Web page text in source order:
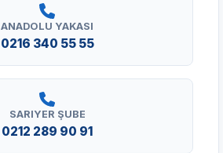
ANADOLU YAKASI
0216 340 55 55
SARIYER ŞUBE
0212 289 90 91